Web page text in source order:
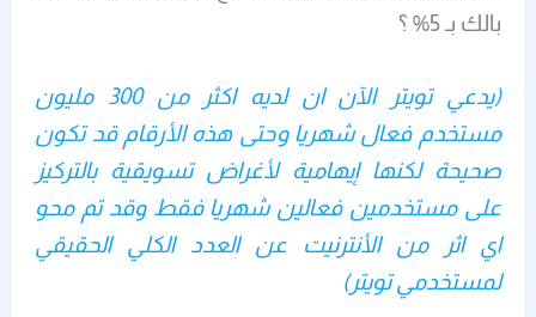
بالك بـ 5% ؟
(يدعي تويتر الآن ان لديه اكثر من 300 مليون
مستخدم فعال شهريا وحتى هذه الأرقام قد تكون
صحيحة لكنها إيهامية لأغراض تسويقية بالتركيز
على مستخدمين فعالين شهريا فقط وقد تم محو
اي اثر من الأنترنيت عن العدد الكلي الحقيقي
لمستخدمي تويتر)